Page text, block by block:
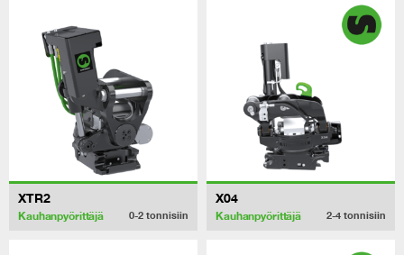
XTR2
Kauhanpyörittäjä 0-2 tonnisiin
X04
Kauhanpyörittäjä 2-4 tonnisiin